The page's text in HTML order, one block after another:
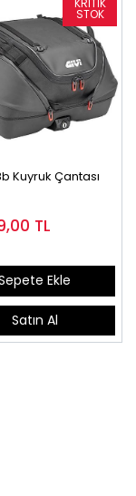
Kuyruk Çantası
TL
Ekle
Satın Al